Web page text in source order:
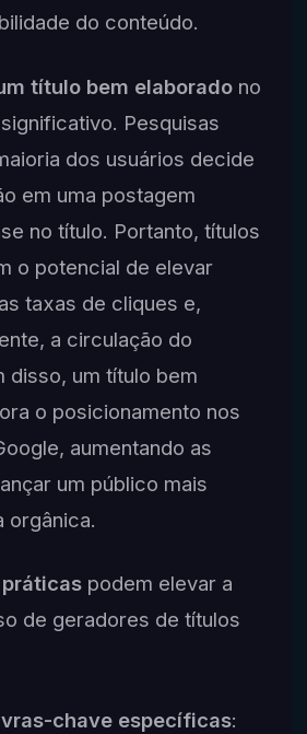
do conteúdo.
título bem elaboradono
Pesquisas
dos usuários decide
em uma postagem
no título. Portanto, títulos
o potencial de elevar
taxas de cliques e,
a circulação do
disso, um título bem
o posicionamento nos
aumentando as
um público mais
orgânica.
podem elevar a
de geradores de títulos
chave específicas: